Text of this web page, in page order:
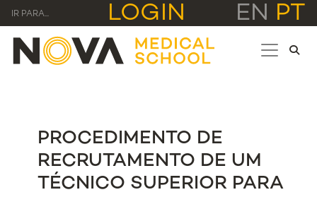
IR PARA... LOGIN EN PT
PROCEDIMENTO DE
RECRUTAMENTO DE UM
TÉCNICO SUPERIOR PARA